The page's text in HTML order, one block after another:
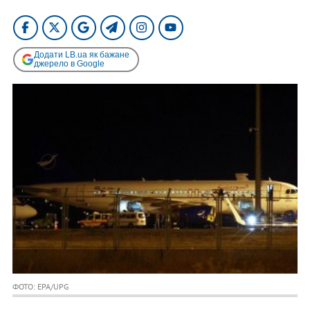
Додати LB.ua як бажане
джерело в Google
ФОТО: EPA/UPG